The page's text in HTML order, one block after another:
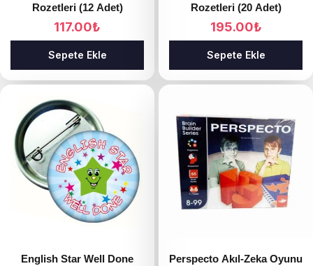
Rozetleri (12 Adet)
117.00₺
Sepete Ekle
Rozetleri (20 Adet)
195.00₺
Sepete Ekle
English Star Well Done
Perspecto Akıl-Zeka Oyunu